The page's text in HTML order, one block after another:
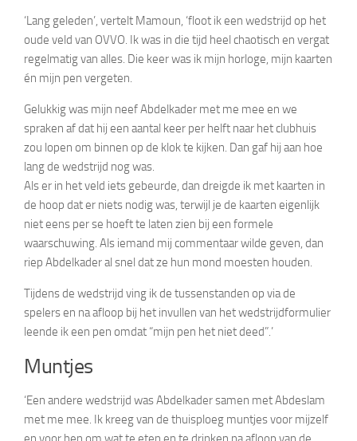
‘Lang geleden’, vertelt Mamoun, ‘floot ik een wedstrijd op het
oude veld van OVVO. Ik was in die tijd heel chaotisch en vergat
regelmatig van alles. Die keer was ik mijn horloge, mijn kaarten
én mijn pen vergeten.
Gelukkig was mijn neef Abdelkader met me mee en we
spraken af dat hij een aantal keer per helft naar het clubhuis
zou lopen om binnen op de klok te kijken. Dan gaf hij aan hoe
lang de wedstrijd nog was.
Als er in het veld iets gebeurde, dan dreigde ik met kaarten in
de hoop dat er niets nodig was, terwijl je de kaarten eigenlijk
niet eens per se hoeft te laten zien bij een formele
waarschuwing. Als iemand mij commentaar wilde geven, dan
riep Abdelkader al snel dat ze hun mond moesten houden.
Tijdens de wedstrijd ving ik de tussenstanden op via de
spelers en na afloop bij het invullen van het wedstrijdformulier
leende ik een pen omdat “mijn pen het niet deed”.’
Muntjes
‘Een andere wedstrijd was Abdelkader samen met Abdeslam
met me mee. Ik kreeg van de thuisploeg muntjes voor mijzelf